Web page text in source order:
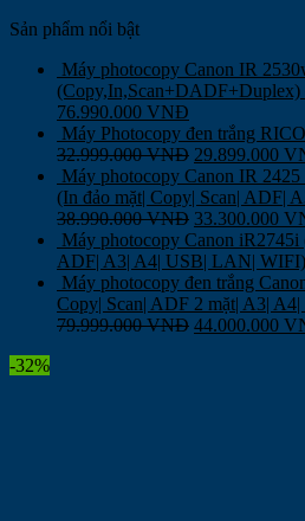
Sản phẩm nổi bật
Máy photocopy Canon IR
(Copy,In,Scan+DADF+Duplex)
76.990.000 VNĐ
Máy Photocopy đen trắng
32.999.000VNĐ 29.899.000
Máy photocopy Canon IR
(In đảo mặt| Copy| Scan| ADF|
38.990.000VNĐ 33.300.000
Máy photocopy Canon iR2745i
ADF| A3| A4| USB| LAN| WIFI)
Máy photocopy đen trắng
Copy| Scan| ADF 2 mặt| A3|
79.999.000VNĐ 44.000.000
-32%